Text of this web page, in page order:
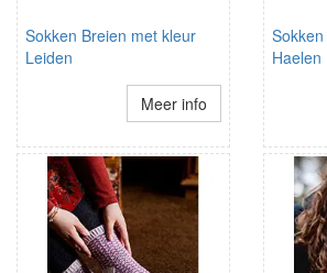
Sokken Breien met kleur
Leiden
Meer info
Haelen